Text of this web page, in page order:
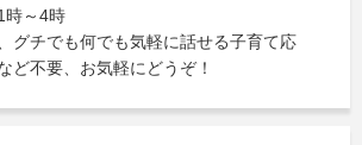
時～4時
グチでも何でも気軽に話せる子育て応
ど不要、お気軽にどうぞ！